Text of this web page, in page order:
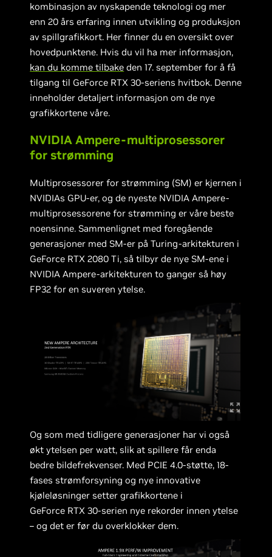
kombinasjon av nyskapende teknologi og mer
enn 20 års erfaring innen utvikling og produksjon
av spillgrafikkort. Her finner du en oversikt over
hovedpunktene. Hvis du vil ha mer informasjon,
kan du komme tilbake den 17. september for å få
tilgang til GeForce RTX 30-seriens hvitbok. Denne
inneholder detaljert informasjon om de nye
grafikkortene våre.
NVIDIA Ampere-multiprosessorer
for strømming
Multiprosessorer for strømming (SM) er kjernen i
NVIDIAs GPU-er, og de nyeste NVIDIA Ampere-
multiprosessorene for strømming er våre beste
noensinne. Sammenlignet med foregående
generasjoner med SM-er på Turing-arkitekturen i
GeForce RTX 2080 Ti, så tilbyr de nye SM-ene i
NVIDIA Ampere-arkitekturen to ganger så høy
FP32 for en suveren ytelse.
Og som med tidligere generasjoner har vi også
økt ytelsen per watt, slik at spillere får enda
bedre bildefrekvenser. Med PCIE 4.0-støtte, 18-
fases strømforsyning og nye innovative
kjøleløsninger setter grafikkortene i
GeForce RTX 30-serien nye rekorder innen ytelse
– og det er før du overklokker dem.